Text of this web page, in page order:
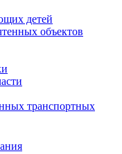
детей
объектов
транспортных